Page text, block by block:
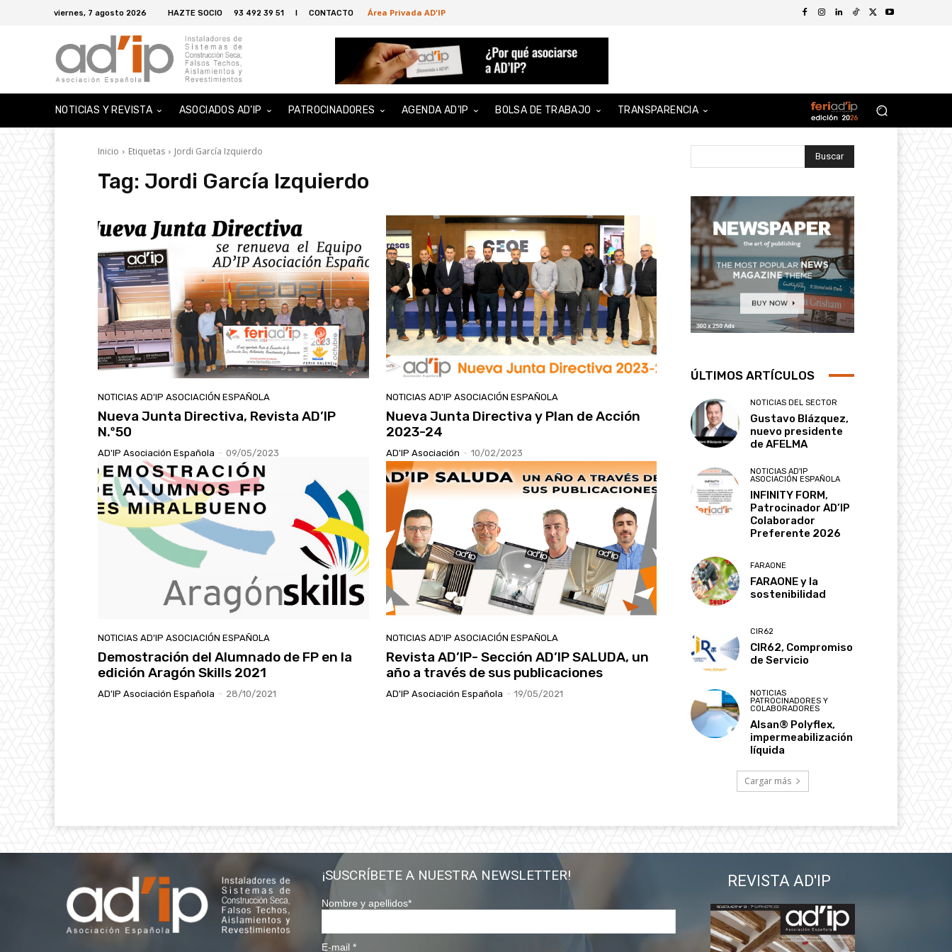
viernes, 7 agosto 2026 HAZTE SOCIO 93 492 39 51 I CONTACTO Área Privada AD'IP
NOTICIAS Y REVISTA ASOCIADOS AD’IP PATROCINADORES AGENDA AD’IP BOLSA DE TRABAJO TRANSPARENCIA
Inicio Etiquetas Jordi García Izquierdo
Tag: Jordi García Izquierdo
NOTICIAS AD'IP ASOCIACIÓN ESPAÑOLA
Nueva Junta Directiva, Revista AD’IP
N.º50
AD'IP Asociación Española - 09/05/2023
NOTICIAS AD'IP ASOCIACIÓN ESPAÑOLA
Nueva Junta Directiva y Plan de Acción
2023-24
AD'IP Asociación - 10/02/2023
NOTICIAS AD'IP ASOCIACIÓN ESPAÑOLA
Demostración del Alumnado de FP en la
edición Aragón Skills 2021
AD'IP Asociación Española - 28/10/2021
NOTICIAS AD'IP ASOCIACIÓN ESPAÑOLA
Revista AD’IP- Sección AD’IP SALUDA, un
año a través de sus publicaciones
AD'IP Asociación Española - 19/05/2021
Buscar
ÚLTIMOS ARTÍCULOS
NOTICIAS DEL SECTOR
Gustavo Blázquez,
nuevo presidente
de AFELMA
NOTICIAS AD'IP
ASOCIACIÓN ESPAÑOLA
INFINITY FORM,
Patrocinador AD’IP
Colaborador
Preferente 2026
FARAONE
FARAONE y la
sostenibilidad
CIR62
CIR62, Compromiso
de Servicio
NOTICIAS
PATROCINADORES Y
COLABORADORES
Alsan® Polyflex,
impermeabilización
líquida
Cargar más
¡SUSCRÍBETE A NUESTRA NEWSLETTER!
Nombre y apellidos*
E-mail*
REVISTA AD'IP